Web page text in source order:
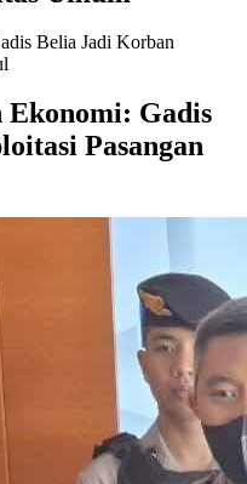
Gadis
Pasangan